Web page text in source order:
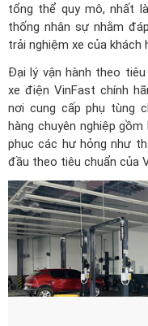
tổng thể quy mô, nhất
thống nhân sự nhằm
trải nghiệm xe của khách
Đại lý vận hành theo
xe điện VinFast chính
nơi cung cấp phụ tùng
hàng chuyên nghiệp
phục các hư hỏng như
đầu theo tiêu chuẩn của